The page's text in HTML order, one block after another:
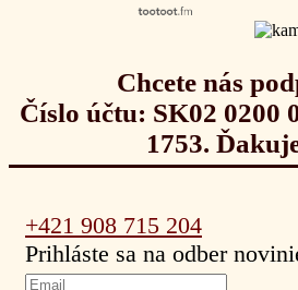
Chcete nás
Číslo účtu: SK02 0200
1753.
+421 908 715 204
Prihláste sa na odber